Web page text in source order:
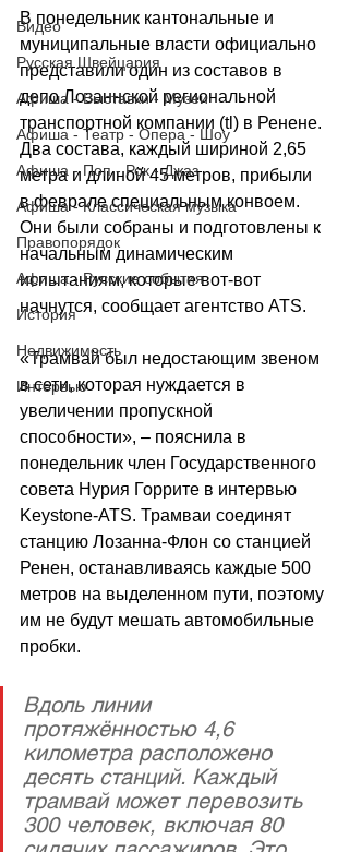
Видео
Русская Швейцария
Афиша - Выставки - Музеи
Афиша - Театр - Опера - Шоу
Афиша - Поп - Рок - Джаз
Афиша - Классическая музыка
Правопорядок
Афиша - Русские события
История
Недвижимость
Интервью
В понедельник кантональные и
муниципальные власти официально
представили один из составов в
депо Лозаннской региональной
транспортной компании (tl) в Ренене.
Два состава, каждый шириной 2,65
метра и длиной 45 метров, прибыли
в феврале специальным конвоем.
Они были собраны и подготовлены к
начальным динамическим
испытаниям, которые вот-вот
начнутся, сообщает агентство ATS.
«Трамвай был недостающим звеном
в сети, которая нуждается в
увеличении пропускной
способности», – пояснила в
понедельник член Государственного
совета Нурия Горрите в интервью
Keystone-ATS. Трамваи соединят
станцию ​​Лозанна-Флон со станцией
Ренен, останавливаясь каждые 500
метров на выделенном пути, поэтому
им не будут мешать автомобильные
пробки.
Вдоль линии
протяжённостью 4,6
километра расположено
десять станций. Каждый
трамвай может перевозить
300 человек, включая 80